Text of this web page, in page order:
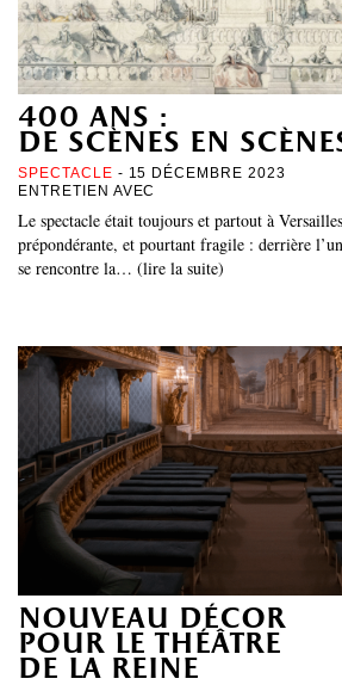
400 ans :
de scènes en
SPECTACLE - 15 DÉCEMBRE 2023
ENTRETIEN AVEC
Le spectacle était toujours et partout à
prépondérante, et pourtant fragile : derrière
se rencontre la… (lire la suite)
nouveau décor
pour le théâtre
de la reine